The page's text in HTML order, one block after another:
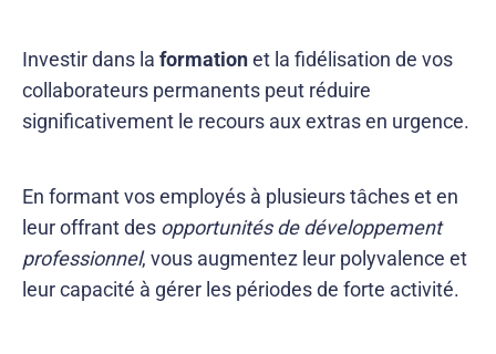
Investir dans la formationet la fidélisation de vos
collaborateurs permanents peut réduire
significativement le recours aux extras en urgence.
En formant vos employés à plusieurs tâches et en
leur offrant des opportunités de développement
professionnel, vous augmentez leur polyvalence et
leur capacité à gérer les périodes de forte activité.